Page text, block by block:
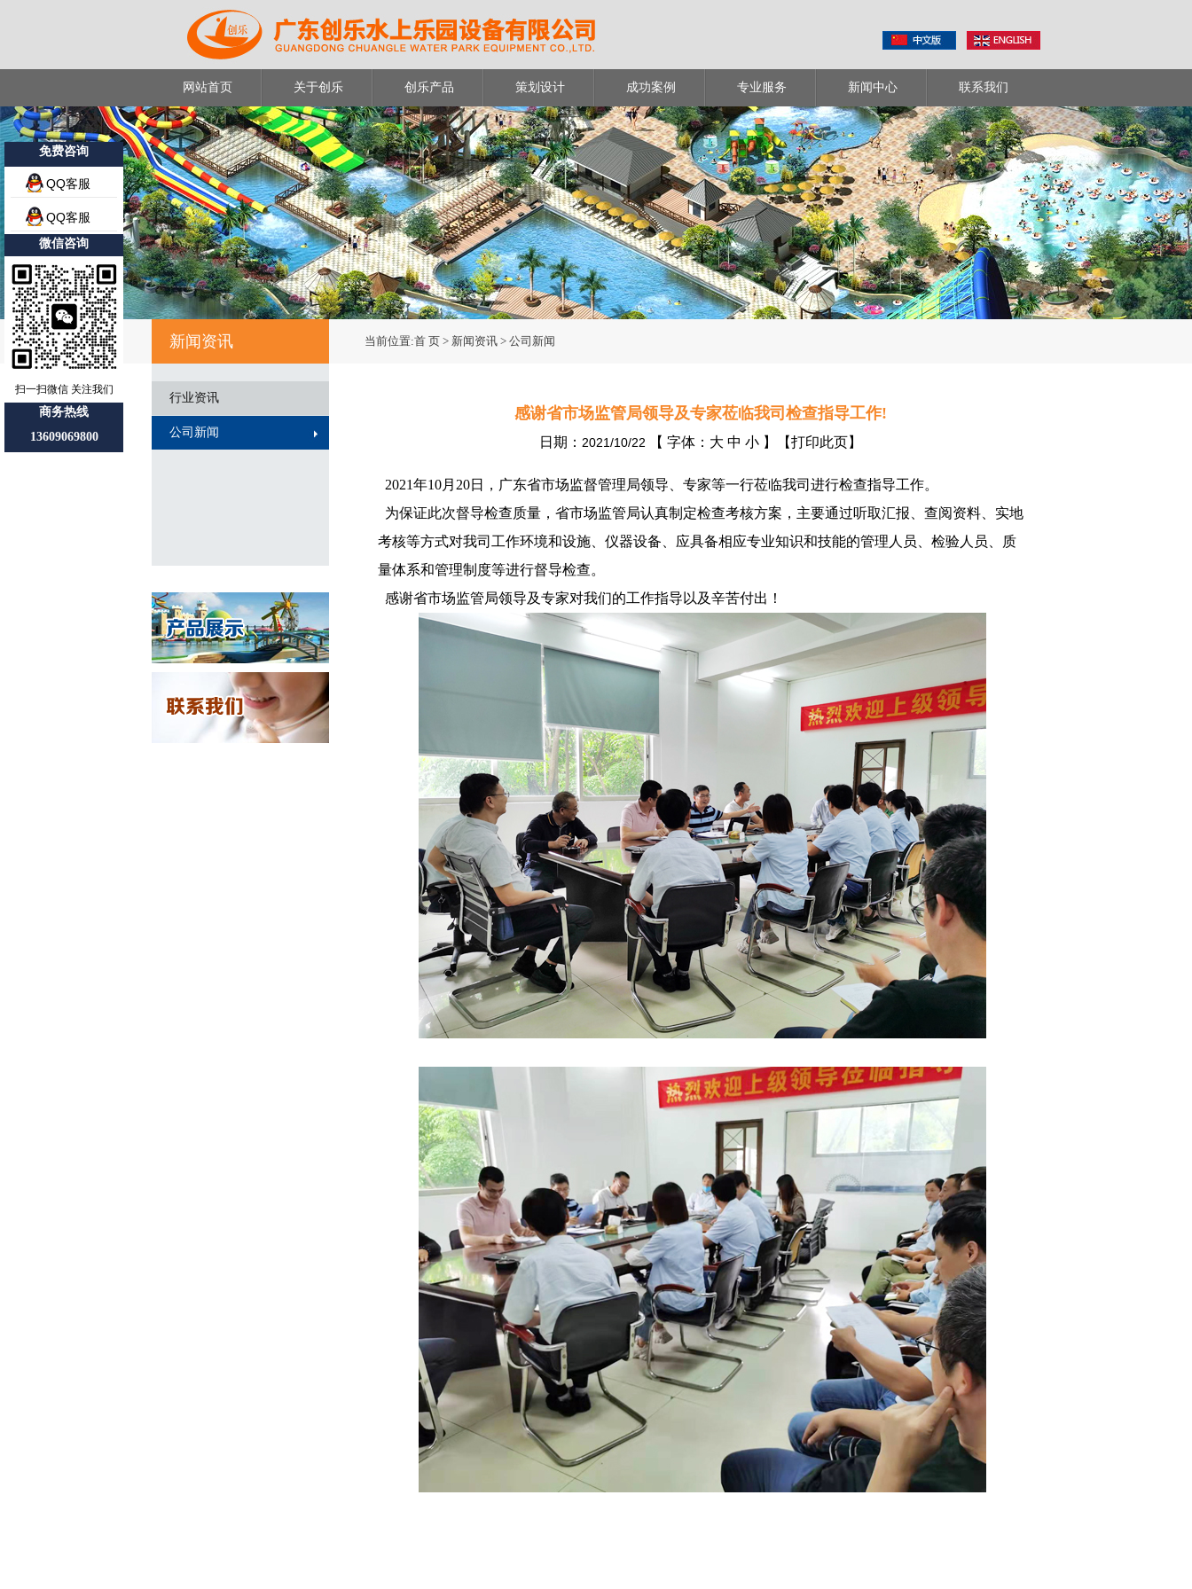
网站首页 关于创乐 创乐产品 策划设计 成功案例 专业服务 新闻中心 联系我们
新闻资讯 当前位置:首 页 > 新闻资讯 > 公司新闻
行业资讯
公司新闻
感谢省市场监管局领导及专家莅临我司检查指导工作!
日期： 2021/10/22 【 字体： 大 中 小 】【打印此页】
2021年10月 20日，广东省市场监督管理局领导、专家等一行莅临我司进行检查指导工作。
为保证此次督导检查质量，省市场监管局认真制定检查考核方案，主要通过听取汇报、查阅资料、实地
考核等方式对我司工作环境和设施、仪器设备、应具备相应专业知识和技能的管理人员、检验人员、质
量体系和管理制度等进行督导检查。
感谢省市场监管局领导及专家对我们的工作指导以及辛苦付出！
免费咨询
QQ客服
QQ客服
微信咨询
扫一扫微信 关注我们
商务热线
13609069800